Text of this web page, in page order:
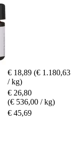
€ 18,89 (€ 1.180,63
/ kg)
€ 26,80
(€ 536,00 / kg)
€ 45,69